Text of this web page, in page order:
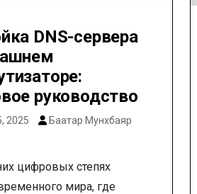
DNS-сервера
руководство
2025
Баатар Мунхбаяр
цифровых степях
мира, где